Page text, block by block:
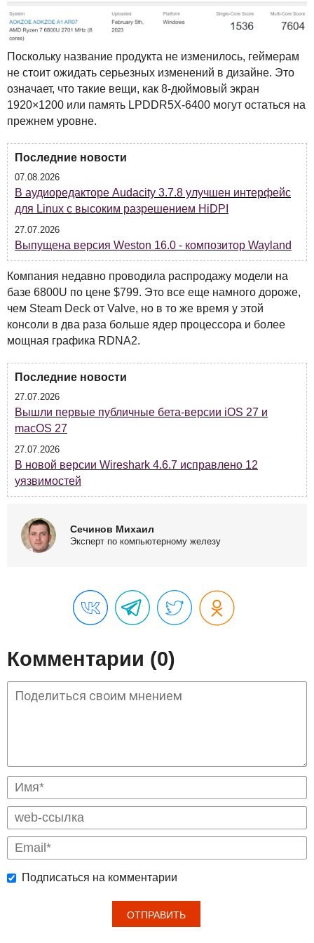
Поскольку название продукта не изменилось, геймерам
не стоит ожидать серьезных изменений в дизайне. Это
означает, что такие вещи, как 8-дюймовый экран
1920×1200 или память LPDDR5X-6400 могут остаться на
прежнем уровне.
Последние новости
07.08.2026
В аудиоредакторе Audacity 3.7.8 улучшен интерфейс
для Linux с высоким разрешением HiDPI
27.07.2026
Выпущена версия Weston 16.0 - композитор Wayland
Компания недавно проводила распродажу модели на
базе 6800U по цене $799. Это все еще намного дороже,
чем Steam Deck от Valve, но в то же время у этой
консоли в два раза больше ядер процессора и более
мощная графика RDNA2.
Последние новости
27.07.2026
Вышли первые публичные бета-версии iOS 27 и
macOS 27
27.07.2026
В новой версии Wireshark 4.6.7 исправлено 12
уязвимостей
Сечинов Михаил
Эксперт по компьютерному железу
Комментарии (0)
Подписаться на комментарии